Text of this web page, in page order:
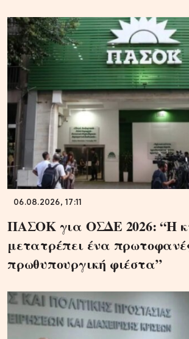
06.08.2026, 17:11
ΠΑΣΟΚ για ΟΣΔΕ 2026: “Η
μετατρέπει ένα
πρωθυπουργική φιέστα”